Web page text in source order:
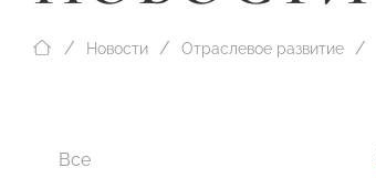
Новости Отраслевое развитие
Все